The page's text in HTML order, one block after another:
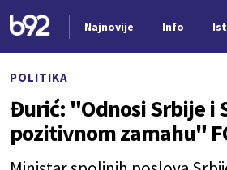
Najnovije Info
POLITIKA
Đurić: "Odnosi Srbije i
pozitivnom zamahu"